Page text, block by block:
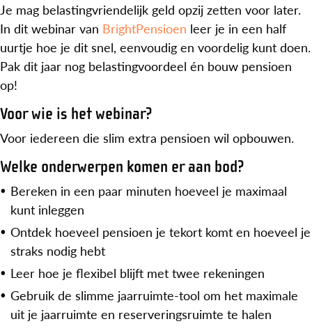
Je mag belastingvriendelijk geld opzij zetten voor later.
In dit webinar van BrightPensioen leer je in een half
uurtje hoe je dit snel, eenvoudig en voordelig kunt doen.
Pak dit jaar nog belastingvoordeel én bouw pensioen
op!
Voor wie is het webinar?
Voor iedereen die slim extra pensioen wil opbouwen.
Welke onderwerpen komen er aan bod?
Bereken in een paar minuten hoeveel je maximaal
kunt inleggen
Ontdek hoeveel pensioen je tekort komt en hoeveel je
straks nodig hebt
Leer hoe je flexibel blijft met twee rekeningen
Gebruik de slimme jaarruimte-tool om het maximale
uit je jaarruimte en reserveringsruimte te halen